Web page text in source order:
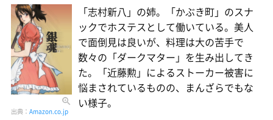
出典： Amazon.co.jp
「志村新八」の姉。「かぶき町」のスナ
ックでホステスとして働いている。美人
で面倒見は良いが、料理は大の苦手で
数々の「ダークマター」を生み出してき
た。「近藤勲」によるストーカー被害に
悩まされているものの、まんざらでもな
い様子。